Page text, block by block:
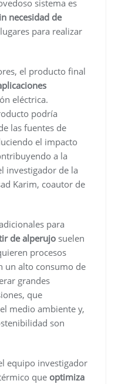
sistema es
necesidad de
para realizar
el producto final
eléctrica.
podría
las fuentes de
el impacto
a la
investigador de la
Karim, coautor de
para
de alperujo suelen
procesos
un alto consumo de
grandes
que
medio ambiente y,
son
equipo investigador
que optimiza